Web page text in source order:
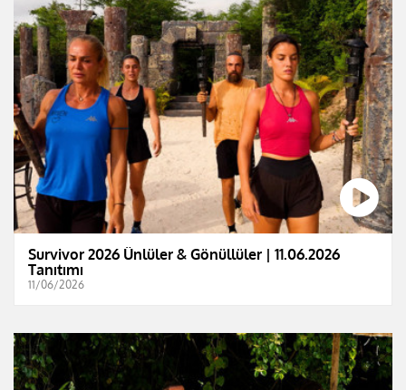
Survivor 2026 Ünlüler & Gönüllüler | 11.06.2026
Tanıtımı
11/06/2026